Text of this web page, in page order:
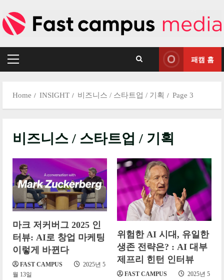
to
content
Primary
패캠 홈
Home INSIGHT 비즈니스 / 스타트업 / 기획 Page 3
비즈니스 / 스타트업 / 기획
마크 저커버그 2025 인
터뷰: AI로 창업 마케팅
이렇게 바뀐다
FAST CAMPUS
2025년 5
월 13일
위험한 AI 시대, 유일한
생존 전략은? : AI 대부
제프리 힌턴 인터뷰
FAST CAMPUS
2025년 5